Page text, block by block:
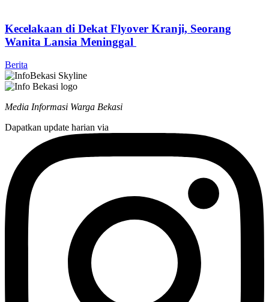
Kecelakaan di Dekat Flyover Kranji, Seorang
Wanita Lansia Meninggal
Berita
Media Informasi Warga Bekasi
Dapatkan update harian via